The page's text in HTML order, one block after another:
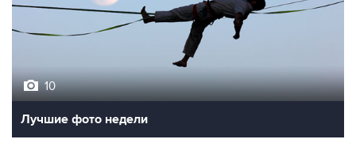
10
Лучшие фото недели